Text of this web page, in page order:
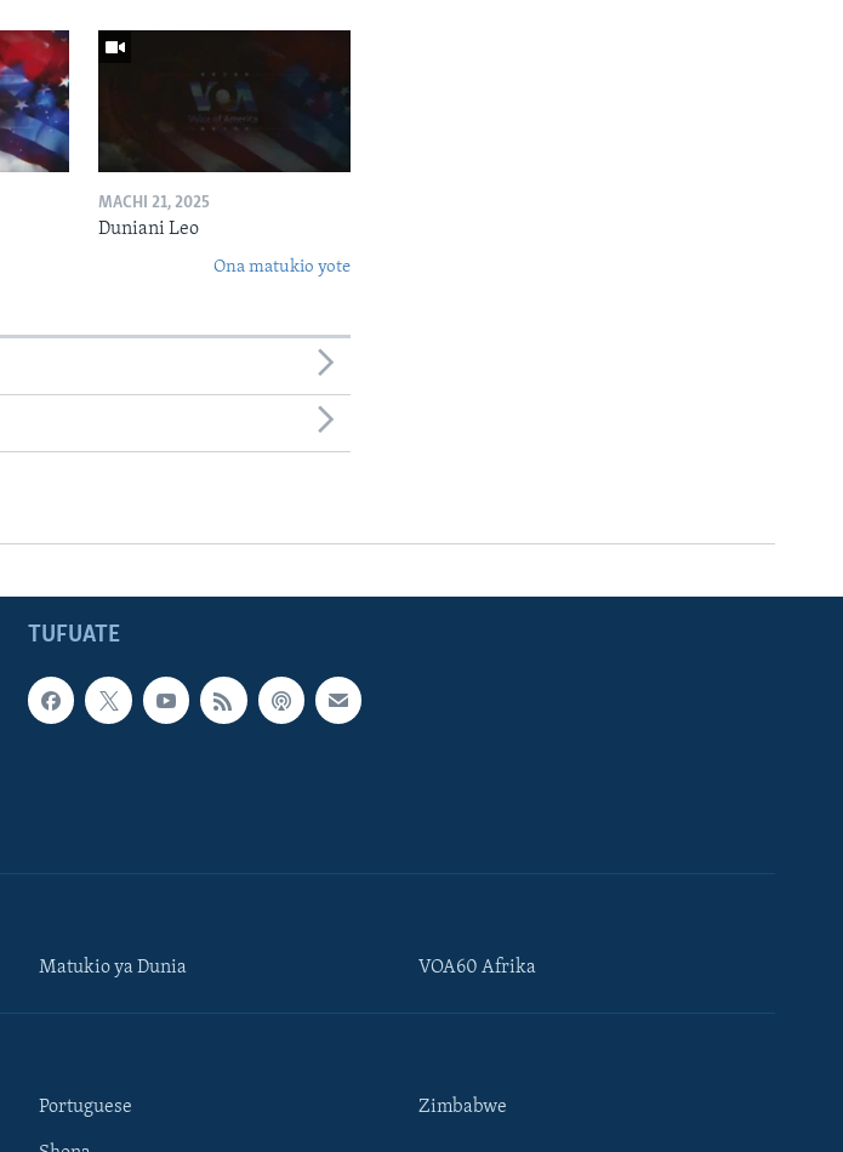
MACHI 21, 2025
Duniani Leo
Ona matukio yote
TUFUATE
Matukio ya Dunia VOA60 Afrika
Portuguese Zimbabwe